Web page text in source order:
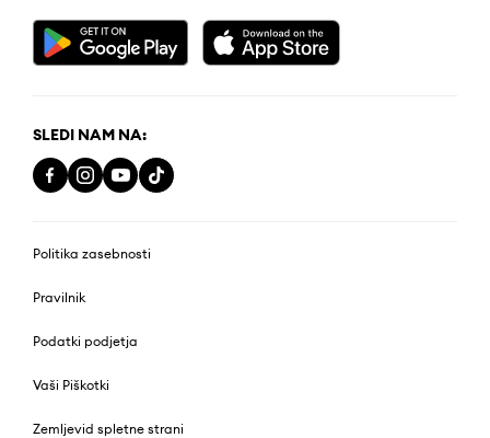
SLEDI NAM NA:
Politika zasebnosti
Pravilnik
Podatki podjetja
Vaši Piškotki
Zemljevid spletne strani